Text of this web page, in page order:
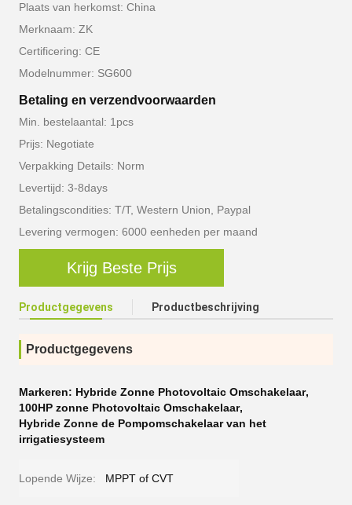
Plaats van herkomst: China
Merknaam: ZK
Certificering: CE
Modelnummer: SG600
Betaling en verzendvoorwaarden
Min. bestelaantal: 1pcs
Prijs: Negotiate
Verpakking Details: Norm
Levertijd: 3-8days
Betalingscondities: T/T, Western Union, Paypal
Levering vermogen: 6000 eenheden per maand
Krijg Beste Prijs
Productgegevens Productbeschrijving
Productgegevens
Markeren: Hybride Zonne Photovoltaic Omschakelaar,
100HP zonne Photovoltaic Omschakelaar,
Hybride Zonne de Pompomschakelaar van het
irrigatiesysteem
Lopende Wijze: MPPT of CVT